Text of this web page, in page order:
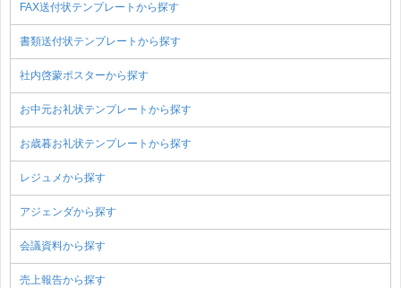
FAX送付状テンプレートから探す
書類送付状テンプレートから探す
社内啓蒙ポスターから探す
お中元お礼状テンプレートから探す
お歳暮お礼状テンプレートから探す
レジュメから探す
アジェンダから探す
会議資料から探す
売上報告から探す